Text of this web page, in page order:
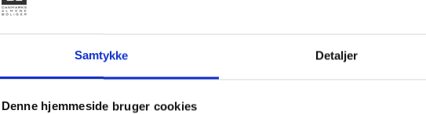
Samtykke Detaljer
Denne hjemmeside bruger cookies
Frist for ansøgning om støtte til startboliger i 2012